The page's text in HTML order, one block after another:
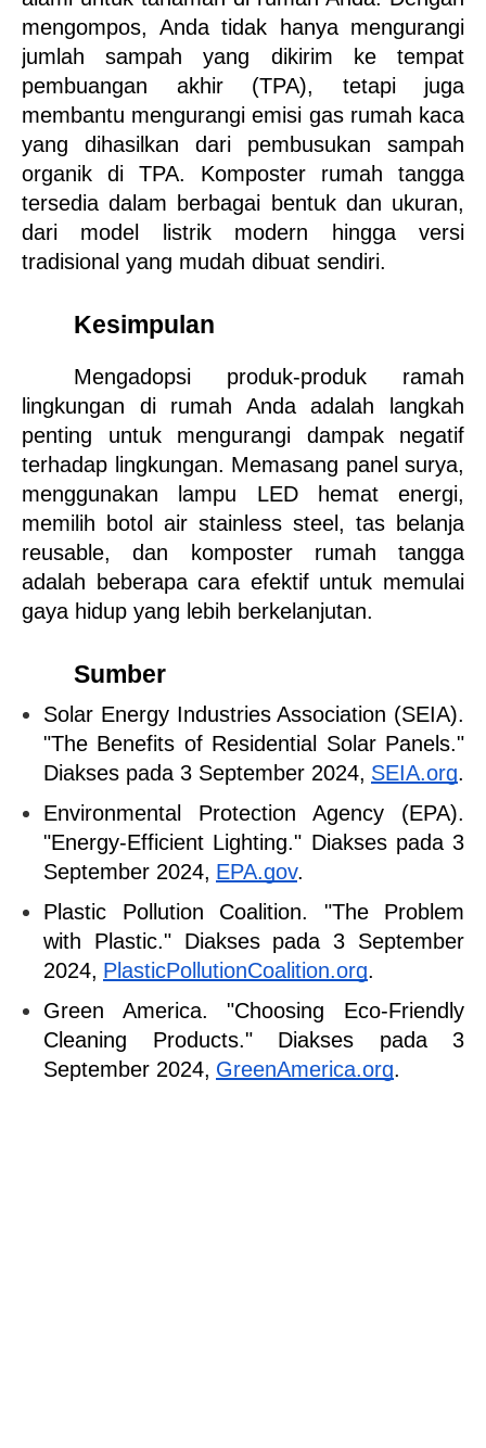
mengompos, Anda tidak hanya mengurangi
jumlah sampah yang dikirim ke tempat
pembuangan akhir (TPA), tetapi juga
membantu mengurangi emisi gas rumah kaca
yang dihasilkan dari pembusukan sampah
organik di TPA. Komposter rumah tangga
tersedia dalam berbagai bentuk dan ukuran,
dari model listrik modern hingga versi
tradisional yang mudah dibuat sendiri.
Kesimpulan
Mengadopsi produk-produk ramah
lingkungan di rumah Anda adalah langkah
penting untuk mengurangi dampak negatif
terhadap lingkungan. Memasang panel surya,
menggunakan lampu LED hemat energi,
memilih botol air stainless steel, tas belanja
reusable, dan komposter rumah tangga
adalah beberapa cara efektif untuk memulai
gaya hidup yang lebih berkelanjutan.
Sumber
Solar Energy Industries Association (SEIA).
"The Benefits of Residential Solar Panels."
Diakses pada 3 September 2024, SEIA.org.
Environmental Protection Agency (EPA).
"Energy-Efficient Lighting." Diakses pada 3
September 2024, EPA.gov.
Plastic Pollution Coalition. "The Problem
with Plastic." Diakses pada 3 September
2024, PlasticPollutionCoalition.org.
Green America. "Choosing Eco-Friendly
Cleaning Products." Diakses pada 3
September 2024, GreenAmerica.org.